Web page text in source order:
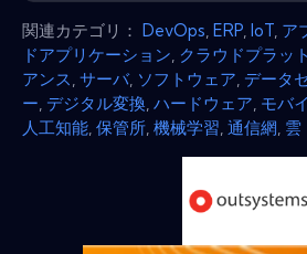
関連カテゴリ： DevOps ERP IoT ア
ドアプリケーション クラウドプラッ
アンス サーバ, ソフトウェア データ
ー デジタル変換 ハードウェア モバ
人工知能 保管所 機械学習 通信網 雲